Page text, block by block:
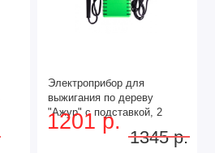
Электроприбор для
выжигания по дереву
"Ажур" с подставкой, 2
проекции в комплекте
1201 р.
1345 р.